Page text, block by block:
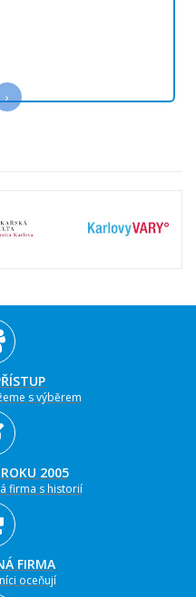
›
s výběrem
2005
firma s historií
FIRMA
oceňují